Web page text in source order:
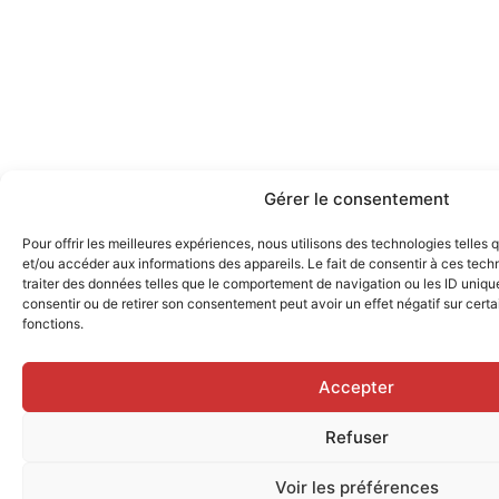
Gérer le consentement
Pour offrir les meilleures expériences, nous utilisons des technologies telles
et/ou accéder aux informations des appareils. Le fait de consentir à ces
traiter des données telles que le comportement de navigation ou les ID
consentir ou de retirer son consentement peut avoir un effet négatif sur
fonctions.
Accepter
Refuser
Voir les préférences